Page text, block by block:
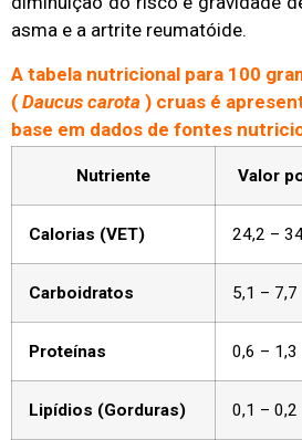
asma e a artrite reumatóide.
A tabela nutricional para 100
( Daucus carota ) cruas é
base em dados de fontes
Nutriente Valor
Calorias (VET) 24,2 –
Carboidratos 5,1 – 7,7
Proteínas 0,6 – 1,3
Lipídios (Gorduras) 0,1 – 0,2